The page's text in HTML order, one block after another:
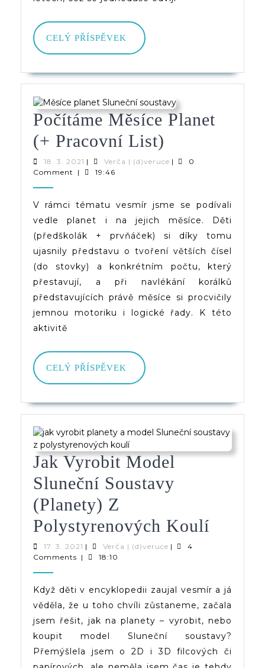
CELÝ PŘÍSPĚVEK
CELÝ
PŘÍSPĚVEK
Počítáme Měsíce Planet
(+ Pracovní List)
Měsíce
(+
Pracovní
List)
18. 3. 2021 18.
3.
| Verča | (d)veruceVerča
|
0
Comment
| 19:46
V rámci tématu vesmír jsme se podívali
vedle planet i na jejich měsíce. Děti
(předškolák + prvňáček) si díky tomu
ujasnily představu o tvoření větších čísel
(do stovky) a konkrétním počtu, který
přestavují, a při navlékání korálků
představujících právě měsíce si procvičily
jemnou motoriku i logické řady. K této
aktivitě
CELÝ PŘÍSPĚVEK
CELÝ
PŘÍSPĚVEK
Jak Vyrobit Model
Sluneční Soustavy
(planety) Z
Polystyrenových Koulí
Z
17. 3. 2021 17.
3.
| Verča | (d)veruceVerča
|
4
Comments | 18:10
Když děti v encyklopedii zaujal vesmír a já
věděla, že u toho chvíli zůstaneme, začala
jsem řešit, jak na planety – vyrobit, nebo
koupit model Sluneční soustavy?
Přemýšlela jsem o 2D i 3D filcových či